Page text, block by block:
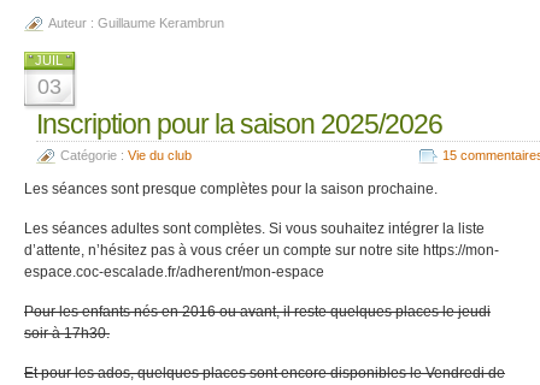
Auteur : Guillaume Kerambrun
JUIL
03
Inscription pour la saison 2025/2026
Catégorie : Vie du club 15
Les séances sont presque complètes pour la saison prochaine.
Les séances adultes sont complètes. Si vous souhaitez intégrer la liste
d’attente, n’hésitez pas à vous créer un compte sur notre site https://mon-
espace.coc-escalade.fr/adherent/mon-espace
Pour les enfants nés en 2016 ou avant, il reste quelques places le jeudi
soir à 17h30.
Et pour les ados, quelques places sont encore disponibles le Vendredi de